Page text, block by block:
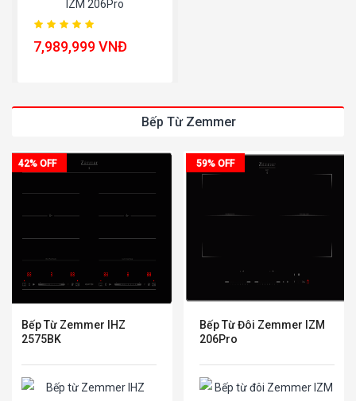
7,989,999 VNĐ
Bếp Từ Zemmer
42% OFF
Bếp Từ Zemmer IHZ
2575BK
59% OFF
Bếp Từ Đôi Zemmer IZM
206Pro